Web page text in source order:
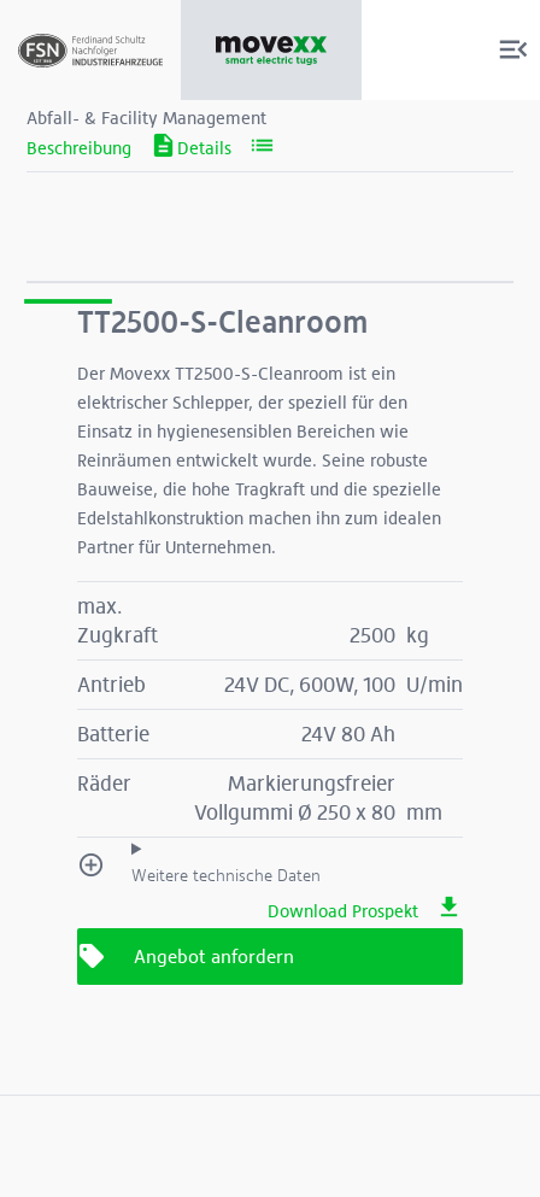
Services
Über uns
Abfall- & Facility Management
TT2500-S-Cleanroom
Der Movexx TT2500-S-Cleanroom ist ein
elektrischer Schlepper, der speziell für den
Einsatz in hygienesensiblen Bereichen wie
Reinräumen entwickelt wurde. Seine robuste
Bauweise, die hohe Tragkraft und die spezielle
Edelstahlkonstruktion machen ihn zum idealen
Partner für Unternehmen.
max.
Zugkraft
2500 kg
Antrieb 24V DC, 600W, 100 U/min
Batterie 24V 80 Ah
Räder
Markierungsfreier
Vollgummi Ø 250 x 80 mm
Weitere technische Daten